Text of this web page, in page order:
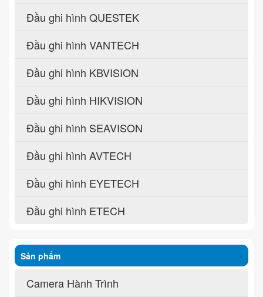
Đầu ghi hình QUESTEK
Đầu ghi hình VANTECH
Đầu ghi hình KBVISION
Đầu ghi hình HIKVISION
Đầu ghi hình SEAVISON
Đầu ghi hình AVTECH
Đầu ghi hình EYETECH
Đầu ghi hình ETECH
Sản phẩm
Camera Hành Trình